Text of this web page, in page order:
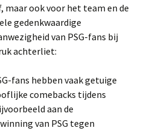
maar ook voor het team en de
gedenkwaardige
van PSG-fans bij
achterliet:
fans hebben vaak getuige
comebacks tijdens
aan de
van PSG tegen